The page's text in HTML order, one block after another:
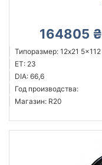
164805 ₴
Типоразмер: 12x21 5x112
ET: 23
DIA: 66,6
Год производства:
Магазин: R20